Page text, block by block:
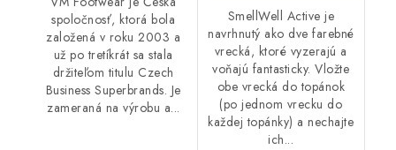
spoločnosť, ktorá bola
založená v roku 2003 a
už po tretíkrát sa stala
držiteľom titulu Czech
Business Superbrands. Je
zameraná na výrobu a...
SmellWell Active je
navrhnutý ako dve farebné
vrecká, ktoré vyzerajú a
voňajú fantasticky. Vložte
obe vrecká do topánok
(po jednom vrecku do
každej topánky) a nechajte
ich...